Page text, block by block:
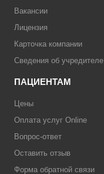
Вакансии
Лицензия
Карточка компании
Сведения об учредителе
ПАЦИЕНТАМ
Цены
Оплата услуг Online
Вопрос-ответ
Оставить отзыв
Форма обратной связи